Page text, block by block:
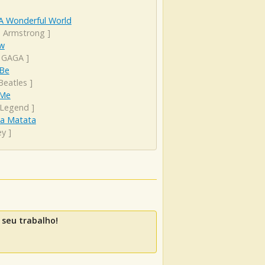
Wonderful World
Armstrong ]
]
]
]
Matata
]
trabalho!